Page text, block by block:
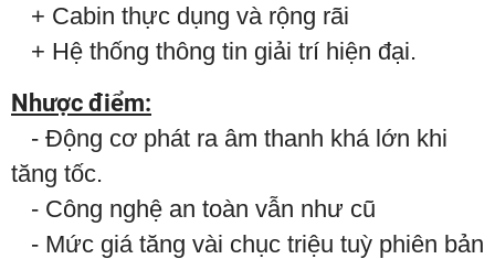
+ Cabin thực dụng và rộng rãi
​​​​​​​ + Hệ thống thông tin giải trí hiện đại.
Nhược điểm:
​​​​​​​ - Động cơ phát ra âm thanh khá lớn khi
tăng tốc.
​​​​​​​ - Công nghệ an toàn vẫn như cũ
- Mức giá tăng vài chục triệu tuỳ phiên bản